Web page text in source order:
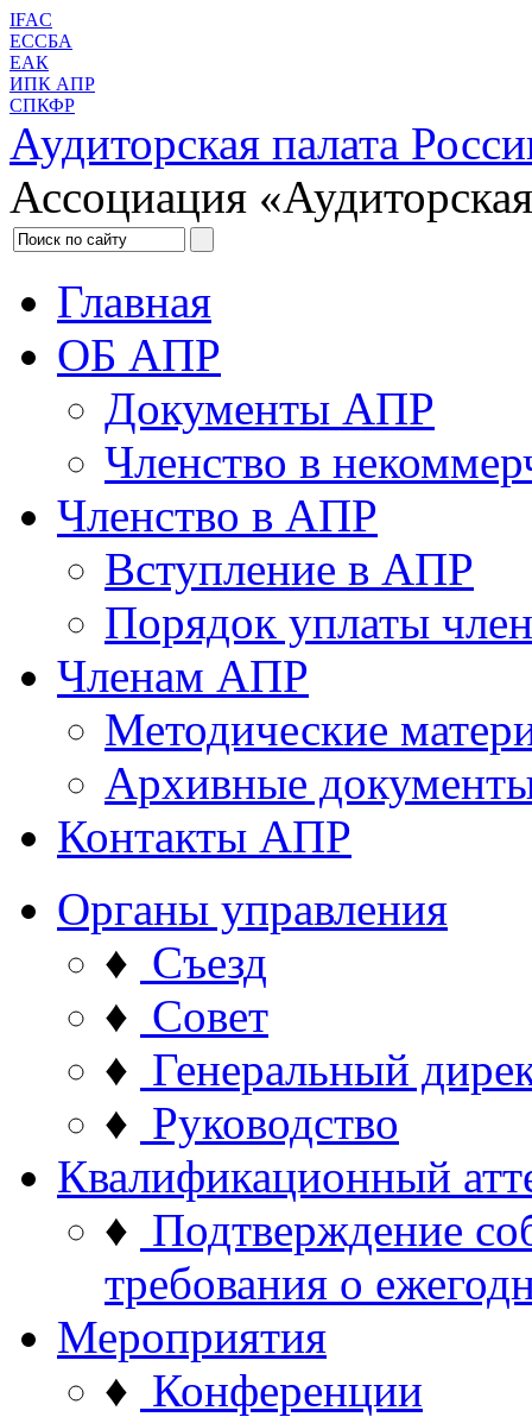
IFAC
ЕССБА
ЕАК
ИПК АПР
СПКФР
Аудиторская палата
Ассоциация
Главная
ОБ АПР
Документы АПР
Членство в
Членство в АПР
Вступление в АПР
Порядок уплаты
Членам АПР
Методические
Архивные
Контакты АПР
Органы управления
♦ Съезд
♦ Совет
♦ Генеральный
♦ Руководство
Квалификационный
♦ Подтверждение
требования о
Мероприятия
♦ Конференции